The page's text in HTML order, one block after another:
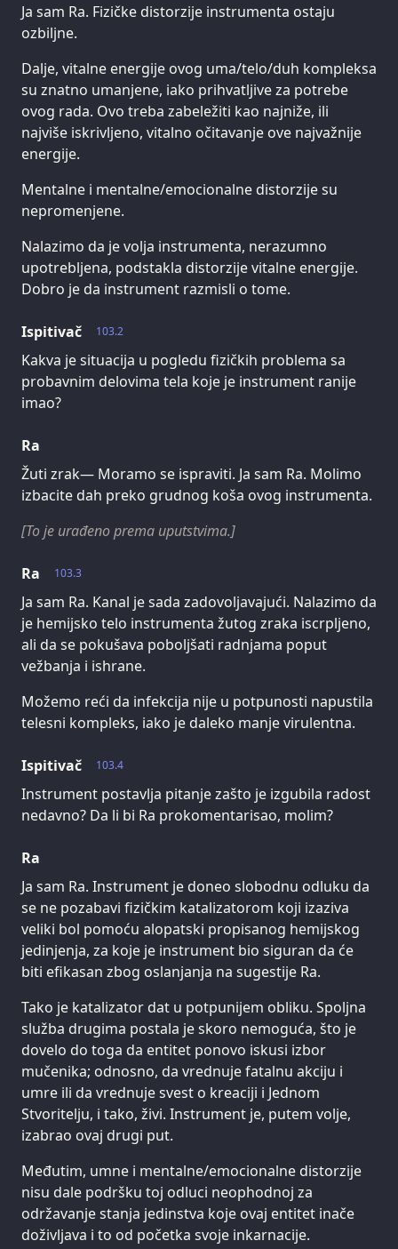
Ja sam Ra. Fizičke distorzije instrumenta ostaju
ozbiljne.
Dalje, vitalne energije ovog uma/telo/duh kompleksa
su znatno umanjene, iako prihvatljive za potrebe
ovog rada. Ovo treba zabeležiti kao najniže, ili
najviše iskrivljeno, vitalno očitavanje ove najvažnije
energije.
Mentalne i mentalne/emocionalne distorzije su
nepromenjene.
Nalazimo da je volja instrumenta, nerazumno
upotrebljena, podstakla distorzije vitalne energije.
Dobro je da instrument razmisli o tome.
103.2
Ispitivač
Kakva je situacija u pogledu fizičkih problema sa
probavnim delovima tela koje je instrument ranije
imao?
Ra
Žuti zrak— Moramo se ispraviti. Ja sam Ra. Molimo
izbacite dah preko grudnog koša ovog instrumenta.
[To je urađeno prema uputstvima.]
103.3
Ra
Ja sam Ra. Kanal je sada zadovoljavajući. Nalazimo da
je hemijsko telo instrumenta žutog zraka iscrpljeno,
ali da se pokušava poboljšati radnjama poput
vežbanja i ishrane.
Možemo reći da infekcija nije u potpunosti napustila
telesni kompleks, iako je daleko manje virulentna.
103.4
Ispitivač
Instrument postavlja pitanje zašto je izgubila radost
nedavno? Da li bi Ra prokomentarisao, molim?
Ra
Ja sam Ra. Instrument je doneo slobodnu odluku da
se ne pozabavi fizičkim katalizatorom koji izaziva
veliki bol pomoću alopatski propisanog hemijskog
jedinjenja, za koje je instrument bio siguran da će
biti efikasan zbog oslanjanja na sugestije Ra.
Tako je katalizator dat u potpunijem obliku. Spoljna
služba drugima postala je skoro nemoguća, što je
dovelo do toga da entitet ponovo iskusi izbor
mučenika; odnosno, da vrednuje fatalnu akciju i
umre ili da vrednuje svest o kreaciji i Jednom
Stvoritelju, i tako, živi. Instrument je, putem volje,
izabrao ovaj drugi put.
Međutim, umne i mentalne/emocionalne distorzije
nisu dale podršku toj odluci neophodnoj za
održavanje stanja jedinstva koje ovaj entitet inače
doživljava i to od početka svoje inkarnacije.